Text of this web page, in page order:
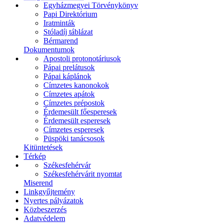
Egyházmegyei Törvénykönyv
Papi Direktórium
Iratminták
Stóladíj táblázat
Bérmarend
Dokumentumok
Apostoli protonotáriusok
Pápai prelátusok
Pápai káplánok
Címzetes kanonokok
Címzetes apátok
Címzetes prépostok
Érdemesült főesperesek
Érdemesült esperesek
Címzetes esperesek
Püspöki tanácsosok
Kitüntetések
Térkép
Székesfehérvár
Székesfehérvárit nyomtat
Miserend
Linkgyűjtemény
Nyertes pályázatok
Közbeszerzés
Adatvédelem